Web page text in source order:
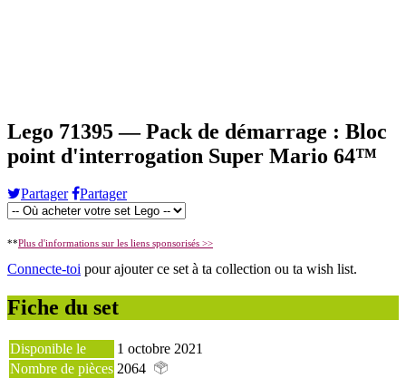
Lego 71395 — Pack de démarrage : Bloc
point d'interrogation Super Mario 64™
Partager Partager
**Plus d'informations sur les liens sponsorisés >>
Connecte-toi pour ajouter ce set à ta collection ou ta wish list.
Fiche du set
Disponible le
1 octobre 2021
Nombre de pièces 2064